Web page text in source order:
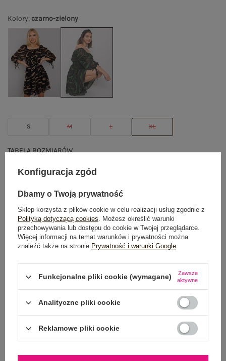
Kolory: czarno-zielony
S M L XL
TABELA ROZMIARÓW
Dostawaod 7,99 zł
Do darmowej dostawy brakuje 200,00 zł
Wysyłkajutro
OPIS PRODUKTU
GŁÓWNE PARAMETRY
Konfiguracja zgód
Dbamy o Twoją prywatność
Sklep korzysta z plików cookie w celu realizacji usług zgodnie z
Polityką dotyczącą cookies. Możesz określić warunki
przechowywania lub dostępu do cookie w Twojej przeglądarce.
Więcej informacji na temat warunków i prywatności można
znaleźć także na stronie Prywatność i warunki Google.
Funkcjonalne pliki cookie (wymagane)
Zawsze
aktywne
Analityczne pliki cookie
Reklamowe pliki cookie